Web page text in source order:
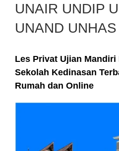
UNAIR UNDIP
UNAND UNHAS
Les Privat Ujian Mandiri
Sekolah Kedinasan
Rumah dan Online